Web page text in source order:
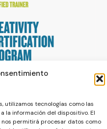
utilizamos tecnologías como las
la información del dispositivo. El
permitirá procesar datos como